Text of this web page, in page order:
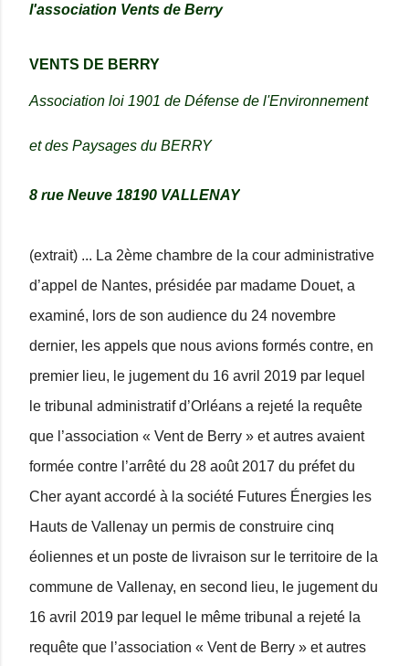
l'association Vents de Berry
VENTS DE BERRY
Association loi 1901 de Défense de l'Environnement
et des Paysages du BERRY
8 rue Neuve 18190 VALLENAY
(extrait) ... La 2ème chambre de la cour administrative
d’appel de Nantes, présidée par madame Douet, a
examiné, lors de son audience du 24 novembre
dernier, les appels que nous avions formés contre, en
premier lieu, le jugement du 16 avril 2019 par lequel
le tribunal administratif d’Orléans a rejeté la requête
que l’association « Vent de Berry » et autres avaient
formée contre l’arrêté du 28 août 2017 du préfet du
Cher ayant accordé à la société Futures Énergies les
Hauts de Vallenay un permis de construire cinq
éoliennes et un poste de livraison sur le territoire de la
commune de Vallenay, en second lieu, le jugement du
16 avril 2019 par lequel le même tribunal a rejeté la
requête que l’association « Vent de Berry » et autres